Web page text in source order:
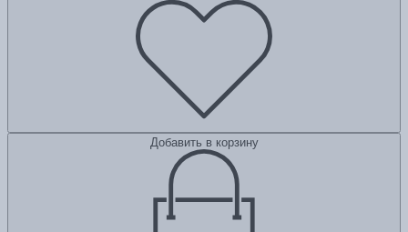
Добавить в корзину